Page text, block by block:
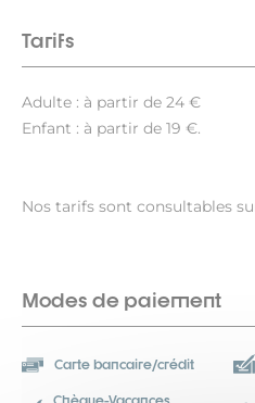
Tarifs
Adulte : à partir de 24 €
Enfant : à partir de 19 €.
Nos tarifs sont consultables
Modes de paiement
Carte bancaire/crédit